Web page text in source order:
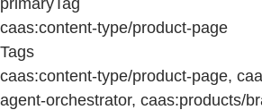
caas:content-type/product-page
Tags
caas:content-type/product-page,
agent-orchestrator, caas:products/